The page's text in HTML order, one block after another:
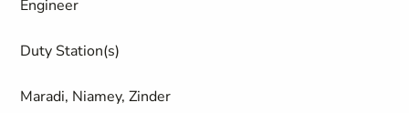
Engineer
Duty Station(s)
Maradi, Niamey, Zinder